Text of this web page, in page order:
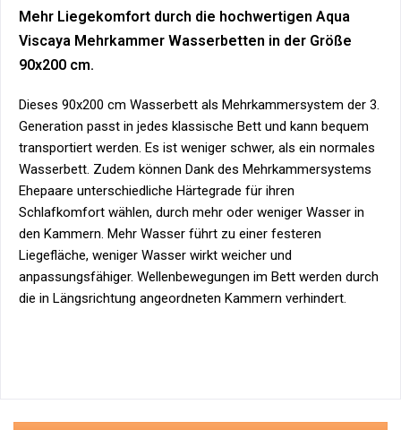
Mehr Liegekomfort durch die hochwertigen Aqua
Viscaya Mehrkammer Wasserbetten in der Größe
90x200 cm.
Dieses 90x200 cm Wasserbett als Mehrkammersystem der 3.
Generation passt in jedes klassische Bett und kann bequem
transportiert werden. Es ist weniger schwer, als ein normales
Wasserbett. Zudem können Dank des Mehrkammersystems
Ehepaare unterschiedliche Härtegrade für ihren
Schlafkomfort wählen, durch mehr oder weniger Wasser in
den Kammern. Mehr Wasser führt zu einer festeren
Liegefläche, weniger Wasser wirkt weicher und
anpassungsfähiger. Wellenbewegungen im Bett werden durch
die in Längsrichtung angeordneten Kammern verhindert.